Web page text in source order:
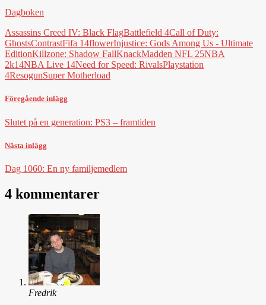
Dagboken
Assassins Creed IV: Black FlagBattlefield 4Call of Duty:
GhostsContrastFifa 14flowerInjustice: Gods Among Us - Ultimate
EditionKillzone: Shadow FallKnackMadden NFL 25NBA
2k14NBA Live 14Need for Speed: RivalsPlaystation
4ResogunSuper Motherload
Föregående inlägg
Slutet på en generation: PS3 – framtiden
Nästa inlägg
Dag 1060: En ny familjemedlem
4 kommentarer
Fredrik